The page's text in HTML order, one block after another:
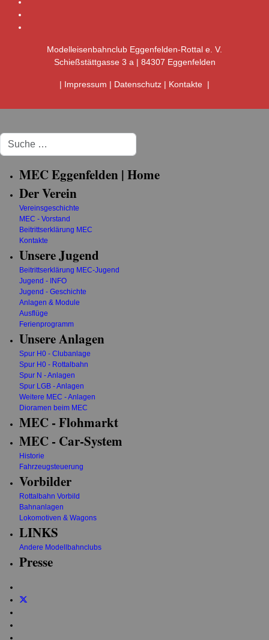
Modelleisenbahnclub Eggenfelden-Rottal e. V.
Schießstättgasse 3 a | 84307 Eggenfelden
| Impressum | Datenschutz | Kontakte |
Suchen
MEC Eggenfelden | Home
Der Verein
Vereinsgeschichte
MEC - Vorstand
Beitrittserklärung MEC
Kontakte
Unsere Jugend
Beitrittserklärung MEC-Jugend
Jugend - INFO
Jugend - Geschichte
Anlagen & Module
Ausflüge
Ferienprogramm
Unsere Anlagen
Spur H0 - Clubanlage
Spur H0 - Rottalbahn
Spur N - Anlagen
Spur LGB - Anlagen
Weitere MEC - Anlagen
Dioramen beim MEC
MEC - Flohmarkt
MEC - Car-System
Historie
Fahrzeugsteuerung
Vorbilder
Rottalbahn Vorbild
Bahnanlagen
Lokomotiven & Wagons
LINKS
Andere Modellbahnclubs
Presse